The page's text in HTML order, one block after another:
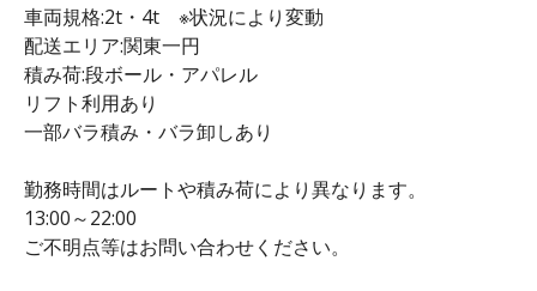
車両規格:2t・4t ※状況により変動
配送エリア:関東一円
積み荷:段ボール・アパレル
リフト利用あり
一部バラ積み・バラ卸しあり
勤務時間はルートや積み荷により異なります。
13:00～22:00
ご不明点等はお問い合わせください。